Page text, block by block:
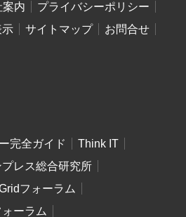
案内
プライバシーポリシー
示
サイトマップ
お問合せ
完全ガイド
Think IT
プレス総合研究所
フォーラム
ーラム